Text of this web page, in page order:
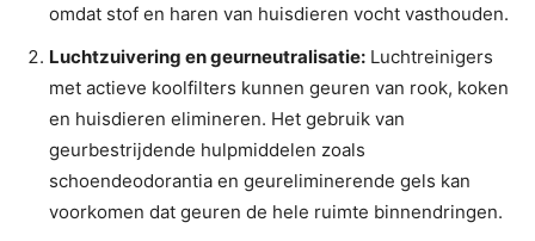
omdat stof en haren van huisdieren vocht vasthouden.
Luchtzuivering en geurneutralisatie: Luchtreinigers
met actieve koolfilters kunnen geuren van rook, koken
en huisdieren elimineren. Het gebruik van
geurbestrijdende hulpmiddelen zoals
schoendeodorantia en geureliminerende gels kan
voorkomen dat geuren de hele ruimte binnendringen.